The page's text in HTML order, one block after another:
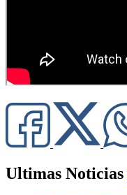
Ultimas Noticias